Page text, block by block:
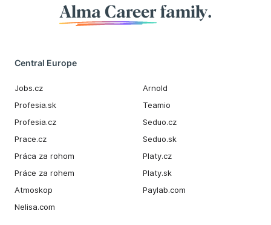
Alma Career family.
Central Europe
Jobs.cz
Profesia.sk
Profesia.cz
Prace.cz
Práca za rohom
Práce za rohem
Atmoskop
Nelisa.com
Arnold
Teamio
Seduo.cz
Seduo.sk
Platy.cz
Platy.sk
Paylab.com